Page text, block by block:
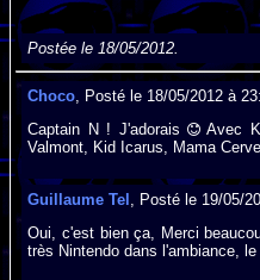
Postée le 18/05/2012.
Choco , Posté le 18/05/2012 à
Captain N ! J'adorais
Avec
Valmont, Kid Icarus, Mama
Guillaume Tel , Posté le 19/05/
Oui, c'est bien ça, Merci
très Nintendo dans l'ambiance,